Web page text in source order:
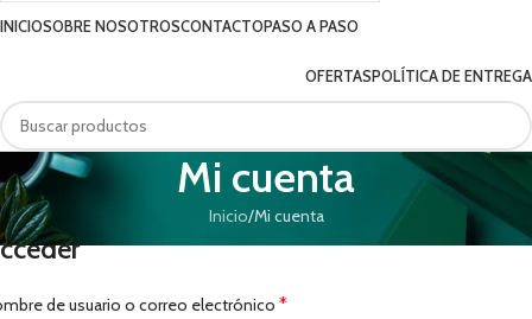
INICIOSOBRE NOSOTROSCONTACTOPASO A PASO
OFERTASPOLÍTICA DE ENTREGA
Mi cuenta
Inicio Mi cuenta
de usuario o correo electrónico *